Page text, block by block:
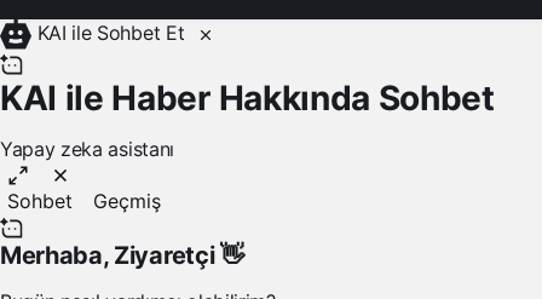
KAI ile Sohbet Et
KAI ile Haber Hakkında Sohbet
Yapay zeka asistanı
Sohbet Geçmiş
Merhaba, Ziyaretçi👋